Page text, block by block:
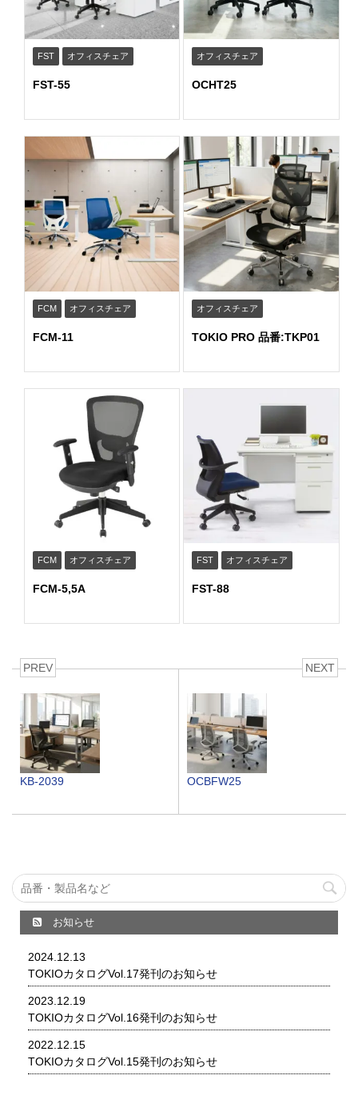
FST オフィスチェア
FST-55
オフィスチェア
OCHT25
FCM オフィスチェア
FCM-11
オフィスチェア
TOKIO PRO 品番:TKP01
FCM オフィスチェア
FCM-5,5A
FST オフィスチェア
FST-88
PREV
KB-2039
NEXT
OCBFW25
お知らせ
2024.12.13
TOKIOカタログVol.17発刊のお知らせ
2023.12.19
TOKIOカタログVol.16発刊のお知らせ
2022.12.15
TOKIOカタログVol.15発刊のお知らせ